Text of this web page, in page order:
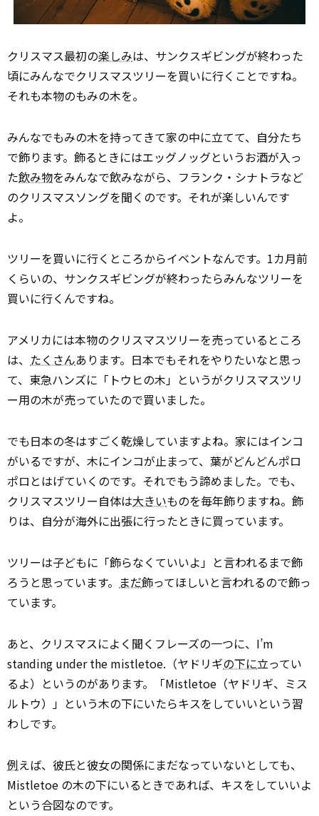
クリスマス最初の楽しみは、サンクスギビングが終わった
頃にみんなでクリスマスツリーを買いに行くことですね。
それも本物のもみの木を。
みんなでもみの木を持ってきて家の中に立てて、自分たち
で飾ります。飾るときにはエッグノッグというお酒が入っ
た飲み物をみんなで飲みながら、フランク・シナトラなど
のクリスマスソングを聞くのです。それが楽しいんです
よ。
ツリーを買いに行くところからイベントなんです。1カ月前
くらいの、サンクスギビングが終わったらみんなツリーを
買いに行くんですね。
アメリカには本物のクリスマスツリーを売っているところ
は、 たくさんあります。日本でもそれをやりたいなと思っ
て、東急ハンズに「トウヒの木」というがクリスマスツリ
ー用の木が売っていたので買いました。
でも日本の冬はすごく乾燥していますよね。家にはインコ
がいるですが、木にインコが止まって、葉がどんどんポロ
ポロとはげていくのです。それでもう諦めました。でも、
クリスマスツリー自体は大きいものを毎年飾りますね。飾
りは、自分が海外に出張に行ったときに買っています。
ツリーは子どもに「飾らなくていいよ」と言われるまで飾
ろうと思っています。 まだ飾ってほしいと言われるので飾っ
ています。
あと、クリスマスによく聞くフレーズの一つに、I’m
standing under the mistletoe.（ヤドリギの下に立ってい
るよ）というのがあります。「Mistletoe（ヤドリギ、ミス
ルトウ）」という木の下にいたらキスをしていいという習
わしです。
例えば、彼氏と彼女の関係にまだなっていないとしても、
Mistletoe の木の下にいるときであれば、キスをしていいよ
という合図なのです。